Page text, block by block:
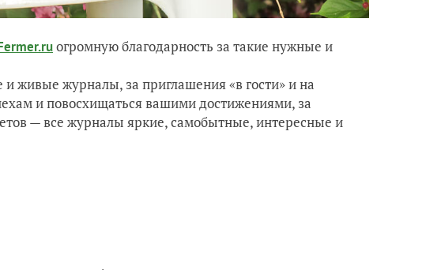
огромную благодарность за такие нужные и
живые журналы, за приглашения «в гости» и на
и повосхищаться вашими достижениями, за
— все журналы яркие, самобытные, интересные и